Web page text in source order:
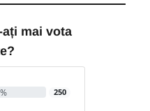
ați mai vota
250